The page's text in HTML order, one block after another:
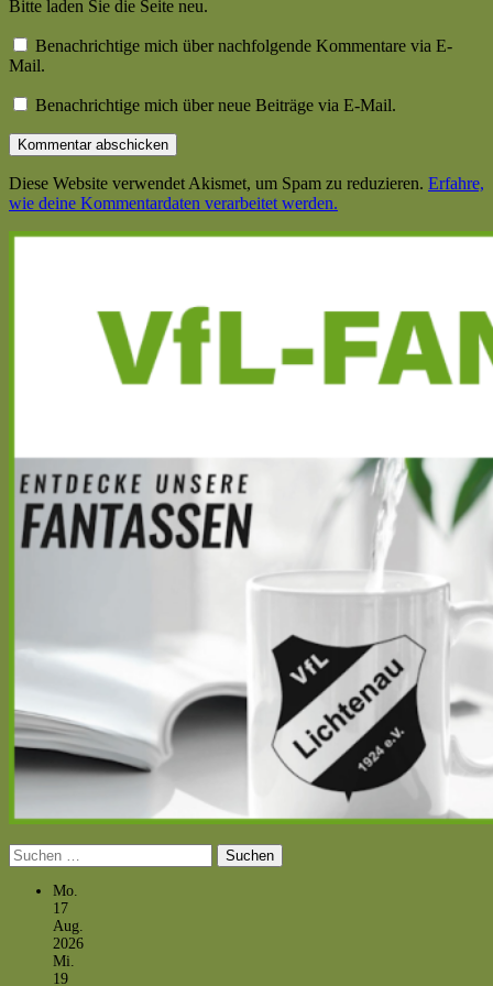
Bitte laden Sie die Seite neu.
Benachrichtige mich über nachfolgende Kommentare via E-
Mail.
Benachrichtige mich über neue Beiträge via E-Mail.
Diese Website verwendet Akismet, um Spam zu reduzieren. Erfahre,
wie deine Kommentardaten verarbeitet werden.
Haupt-
Suchen
nach:
Mo.
17
Aug.
2026
Mi.
19